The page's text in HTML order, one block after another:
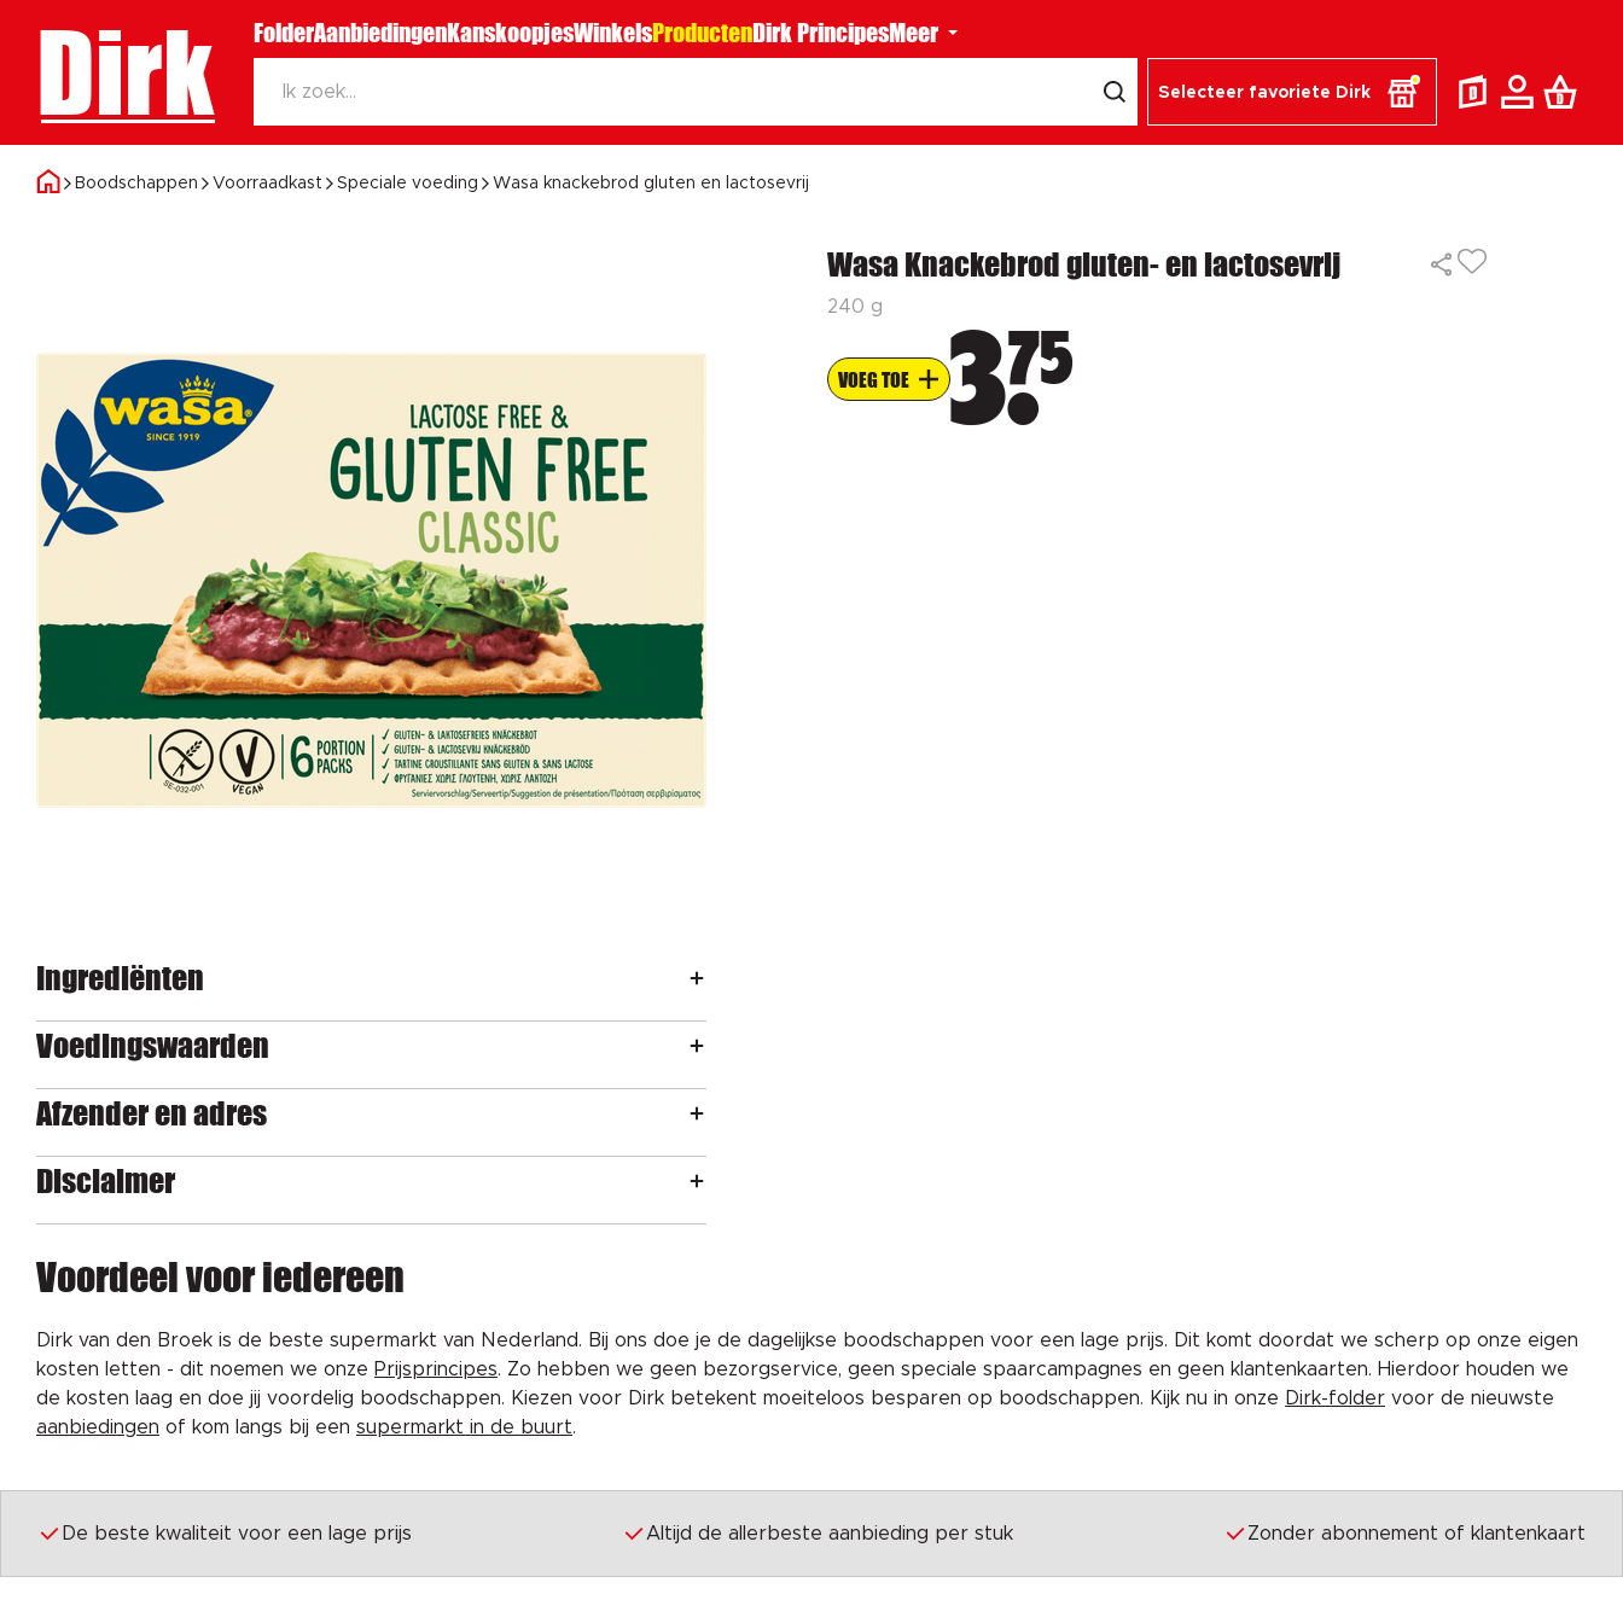
Dirk FolderAanbiedingenKanskoopjesWinkelsProductenDirk PrincipesMeer
Selecteer favoriete Dirk
Boodschappen Voorraadkast Speciale voeding Wasa knackebrod gluten en lactosevrij
Wasa Knackebrod gluten- en lactosevrij
240 g
VOEG TOE 375
Ingrediënten
Voedingswaarden
Afzender en adres
Disclaimer
Voordeel voor iedereen
Dirk van den Broek is de beste supermarkt van Nederland. Bij ons doe je de dagelijkse boodschappen voor een lage prijs. Dit komt doordat we scherp op onze eigen
kosten letten - dit noemen we onze Prijsprincipes. Zo hebben we geen bezorgservice, geen speciale spaarcampagnes en geen klantenkaarten. Hierdoor houden we
de kosten laag en doe jij voordelig boodschappen. Kiezen voor Dirk betekent moeiteloos besparen op boodschappen. Kijk nu in onze Dirk-folder voor de nieuwste
aanbiedingen of kom langs bij een supermarkt in de buurt.
De beste kwaliteit voor een lage prijs Altijd de allerbeste aanbieding per stuk Zonder abonnement of klantenkaart